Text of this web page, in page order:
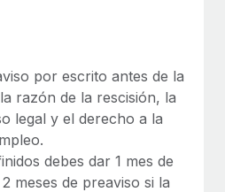
por escrito antes de la
razón de la rescisión, la
legal y el derecho a la
debes dar 1 mes de
meses de preaviso si la